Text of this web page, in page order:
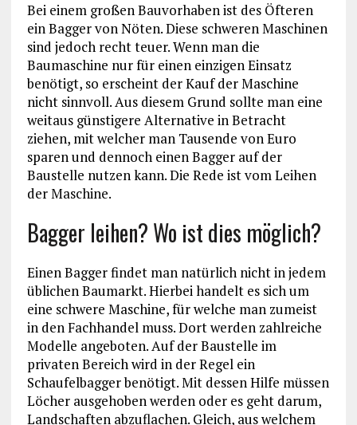
Bei einem großen Bauvorhaben ist des Öfteren
ein Bagger von Nöten. Diese schweren Maschinen
sind jedoch recht teuer. Wenn man die
Baumaschine nur für einen einzigen Einsatz
benötigt, so erscheint der Kauf der Maschine
nicht sinnvoll. Aus diesem Grund sollte man eine
weitaus günstigere Alternative in Betracht
ziehen, mit welcher man Tausende von Euro
sparen und dennoch einen Bagger auf der
Baustelle nutzen kann. Die Rede ist vom Leihen
der Maschine.
Bagger leihen? Wo ist dies möglich?
Einen Bagger findet man natürlich nicht in jedem
üblichen Baumarkt. Hierbei handelt es sich um
eine schwere Maschine, für welche man zumeist
in den Fachhandel muss. Dort werden zahlreiche
Modelle angeboten. Auf der Baustelle im
privaten Bereich wird in der Regel ein
Schaufelbagger benötigt. Mit dessen Hilfe müssen
Löcher ausgehoben werden oder es geht darum,
Landschaften abzuflachen. Gleich, aus welchem